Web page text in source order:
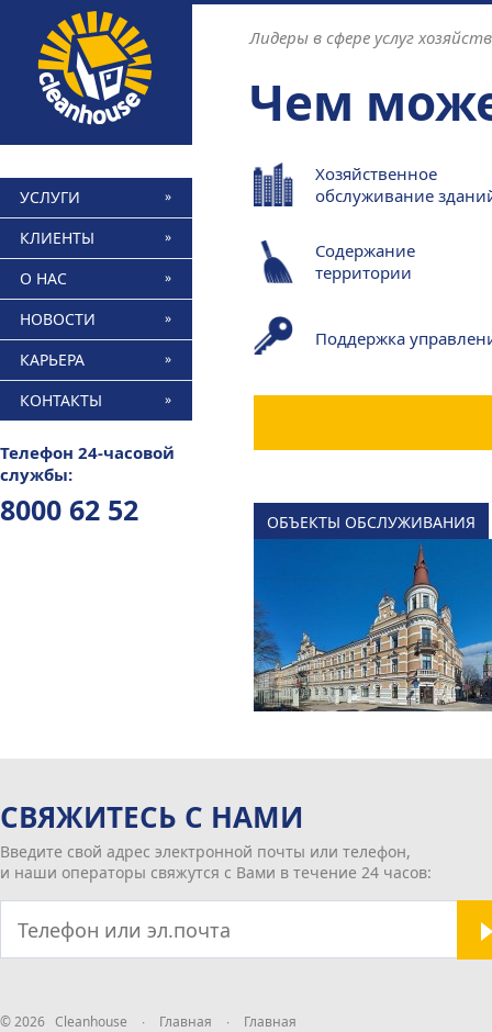
Лидеры в сфере услуг
Чем
Хозяйственное
обслуживание
Содержание
территории
Поддержка
УСЛУГИ
КЛИЕНТЫ
О НАС
НОВОСТИ
КАРЬЕРА
КОНТАКТЫ
Телефон 24-часовой
службы:
8000 62 52 ОБЪЕКТЫ ОБСЛУЖИВАНИЯ
СВЯЖИТЕСЬ С НАМИ
Введите свой адрес электронной почты или телефон,
и наши операторы свяжутся с Вами в течение 24 часов:
© 2026 Cleanhouse ∙ Главная ∙ Главная